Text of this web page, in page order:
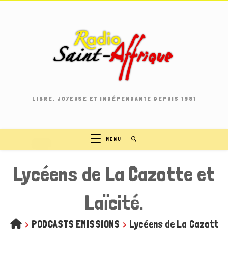
LIBRE, JOYEUSE ET INDÉPENDANTE DEPUIS 1981
MENU
Lycéens de La Cazotte et
Laïcité.
> PODCASTS EMISSIONS > Lycéens de La